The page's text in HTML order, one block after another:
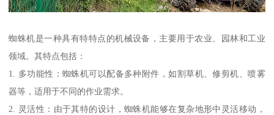
蜘蛛机是一种具有特特点的机械设备，主要用于农业、园林和工业
领域。其特点包括：
1. 多功能性：蜘蛛机可以配备多种附件，如割草机、修剪机、喷雾
器等，适用于不同的作业需求。
2. 灵活性：由于其特的设计，蜘蛛机能够在复杂地形中灵活移动，